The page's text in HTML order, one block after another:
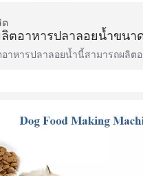
ตอาหารปลาลอยน้ำขนา
าหารปลาลอยน้ำนี้สามารถผลิต